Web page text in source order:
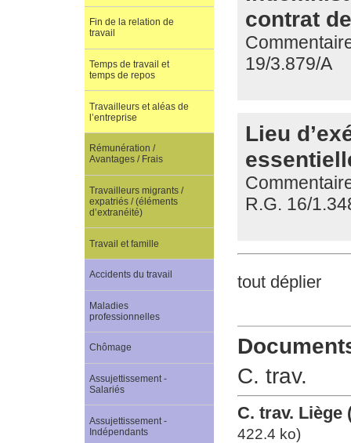
contrat
19/3.879/A
Lieu
R.G. 16/
tout déplier
C. trav.
C. trav. Liège
422.4 ko)
Fin de la relation de
travail
Temps de travail et
temps de repos
Travailleurs et aléas de
l’entreprise
Rémunération /
Avantages / Frais
Travailleurs migrants /
expatriés / (éléments
d’extranéité)
Travail et famille
Accidents du travail
Maladies
professionnelles
Chômage
Assujettissement -
Salariés
Assujettissement -
Indépendants